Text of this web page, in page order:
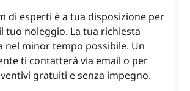
di esperti è a tua disposizione per
tuo noleggio. La tua richiesta
nel minor tempo possibile. Un
ti contatterà via email o per
gratuiti e senza impegno.